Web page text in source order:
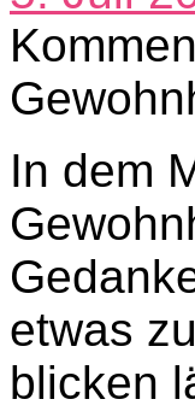
In dem
etwas
blicken